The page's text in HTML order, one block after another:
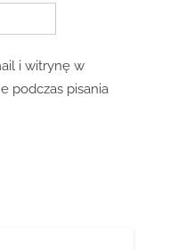
i witrynę w
podczas pisania